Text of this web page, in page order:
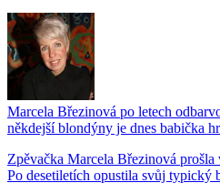
Marcela Březinová po letech
někdejší blondýny je dnes babička
Zpěvačka Marcela Březinová
Po desetiletích opustila svůj typický